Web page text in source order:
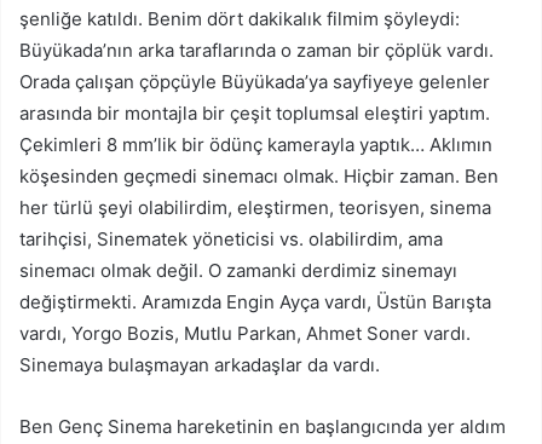
şenliğe katıldı. Benim dört dakikalık filmim şöyleydi:
Büyükada’nın arka taraflarında o zaman bir çöplük vardı.
Orada çalışan çöpçüyle Büyükada’ya sayfiyeye gelenler
arasında bir montajla bir çeşit toplumsal eleştiri yaptım.
Çekimleri 8 mm’lik bir ödünç kamerayla yaptık… Aklımın
köşesinden geçmedi sinemacı olmak. Hiçbir zaman. Ben
her türlü şeyi olabilirdim, eleştirmen, teorisyen, sinema
tarihçisi, Sinematek yöneticisi vs. olabilirdim, ama
sinemacı olmak değil. O zamanki derdimiz sinemayı
değiştirmekti. Aramızda Engin Ayça vardı, Üstün Barışta
vardı, Yorgo Bozis, Mutlu Parkan, Ahmet Soner vardı.
Sinemaya bulaşmayan arkadaşlar da vardı.
Ben Genç Sinema hareketinin en başlangıcında yer aldım